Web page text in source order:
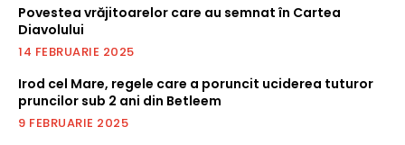
Povestea vrăjitoarelor care au semnat în Cartea
Diavolului
14 FEBRUARIE 2025
Irod cel Mare, regele care a poruncit uciderea tuturor
pruncilor sub 2 ani din Betleem
9 FEBRUARIE 2025